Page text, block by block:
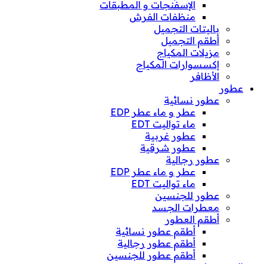
الإسفنجات و المطبقات
منظفات الفرش
باليتات التجميل
أطقم التجميل
مزيلات المكياج
إكسسوارات المكياج
الأظافر
عطور
عطور نسائية
عطر و ماء عطر EDP
ماء تواليت EDT
عطور غربية
عطور شرقية
عطور رجالية
عطر و ماء عطر EDP
ماء تواليت EDT
عطور للجنسين
معطرات الجسد
أطقم العطور
أطقم عطور نسائية
أطقم عطور رجالية
أطقم عطور للجنسين